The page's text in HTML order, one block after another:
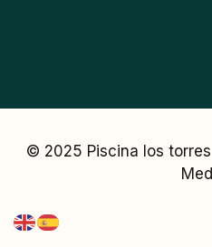
© 2025 Piscina los